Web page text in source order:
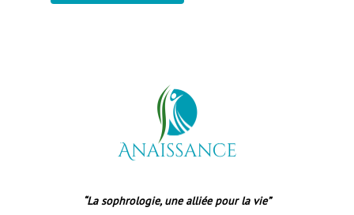
“La sophrologie, une alliée pour la vie”